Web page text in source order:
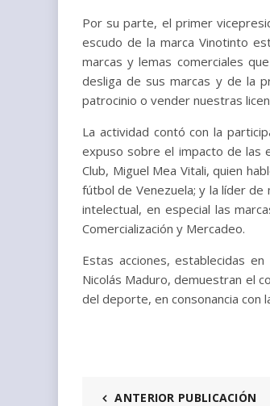
Por su parte, el primer
escudo de la marca Vinotinto
marcas y lemas comerciales
desliga de sus marcas y de la
patrocinio o vender nuestras
La actividad contó con la
expuso sobre el impacto de las
Club, Miguel Mea Vitali, quien
fútbol de Venezuela; y la líder
intelectual, en especial las
Comercialización y Mercadeo.
Estas acciones, establecidas
Nicolás Maduro, demuestran el
del deporte, en consonancia con
ANTERIOR PUBLICACIÓN